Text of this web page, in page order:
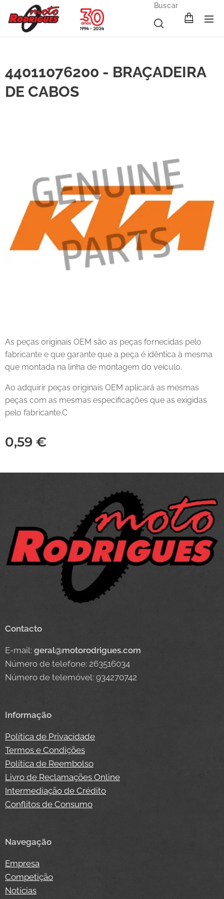
Buscar
44011076200 - BRAÇADEIRA
DE CABOS
As peças originais OEM são as peças fornecidas pelo
fabricante e que garante que a peça é idêntica à mesma
que montada na linha de montagem do veículo.
Ao adquirir peças originais OEM aplicará as mesmas
peças com as mesmas especificações que as exigidas
pelo fabricante.C
0,59 €
Contacto
E-mail: geral@motorodrigues.com
Número de telefone: 263516034
Número de telemóvel: 934270742
Informação
Política de Privacidade
Termos e Condições
Política de Reembolso
Livro de Reclamações Online
Intermediação de Crédito
Conflitos de Consumo
Navegação
Empresa
Competição
Notícias